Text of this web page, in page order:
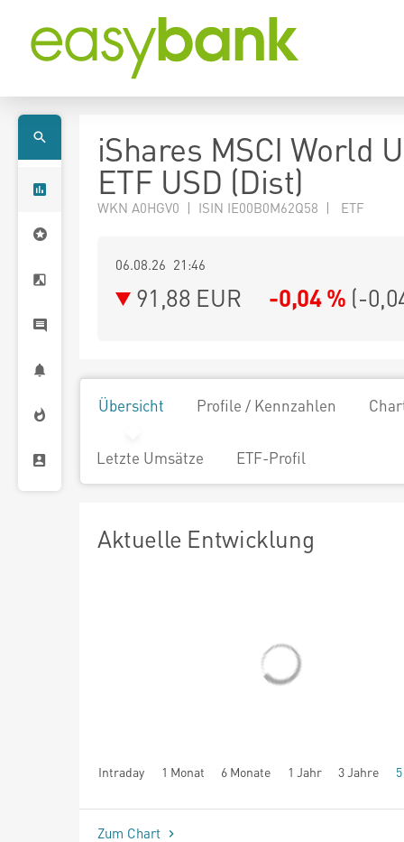
iShares MSCI World
ETF USD (Dist)
WKN A0HGV0 | ISIN IE00B0M62Q58 | ETF
06.08.26 21:46
91,88 EUR -0,04 % (-
Übersicht Profile / Kennzahlen
Letzte Umsätze ETF-Profil
Aktuelle Entwicklung
Intraday 1 Monat 6 Monate 1 Jahr 3 Jahre
seit Beginn
Zum Chart